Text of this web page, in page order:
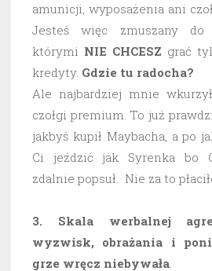
amunicji, wyposażenia ani
Jesteś więc zmuszany do
którymi NIE CHCESZ grać
kredyty. Gdzie tu radocha?
Ale najbardziej mnie
czołgi premium. To już
jakbyś kupił Maybacha, a po
Ci jeździć jak Syrenka bo
zdalnie popsuł. Nie za to
3. Skala werbalnej
wyzwisk, obrażania i
grze wręcz niebywała.